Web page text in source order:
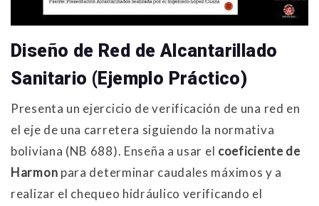
Diseño de Red de Alcantarillado
Sanitario (Ejemplo Práctico)
Presenta un ejercicio de verificación de una red en
el eje de una carretera siguiendo la normativa
boliviana (NB 688). Enseña a usar el coeficiente de
Harmon para determinar caudales máximos y a
realizar el chequeo hidráulico verificando el